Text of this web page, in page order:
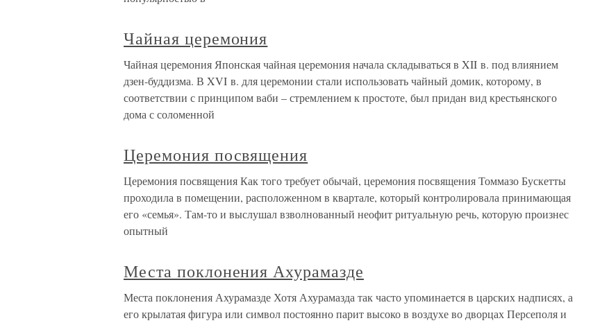
Чайная церемония
Чайная церемония Японская чайная церемония начала складываться в XII в. под влиянием
дзен-буддизма. В XVI в. для церемонии стали использовать чайный домик, которому, в
соответствии с принципом ваби – стремлением к простоте, был придан вид крестьянского
дома с соломенной
Церемония посвящения
Церемония посвящения Как того требует обычай, церемония посвящения Томмазо Бускетты
проходила в помещении, расположенном в квартале, который контролировала принимающая
его «семья». Там-то и выслушал взволнованный неофит ритуальную речь, которую произнес
опытный
Места поклонения Ахурамазде
Места поклонения Ахурамазде Хотя Ахурамазда так часто упоминается в царских надписях, а
его крылатая фигура или символ постоянно парит высоко в воздухе во дворцах Персеполя и